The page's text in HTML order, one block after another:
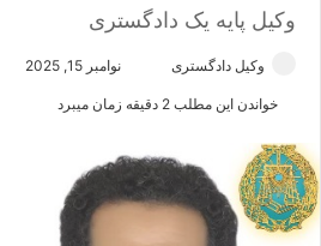
وکیل پایه یک دادگستری
وکیل دادگستری
ا
ل
ا
نوامبر 15, 2025
خواندن این مطلب 2 دقیقه زمان میبرد